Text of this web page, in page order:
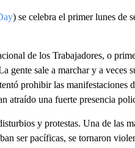
) se celebra el primer lunes de
de los Trabajadores, o
gente sale a marchar y a veces
prohibir las manifestaciones
atraído una fuerte presencia
y protestas. Una de las
ser pacíficas, se tornaron